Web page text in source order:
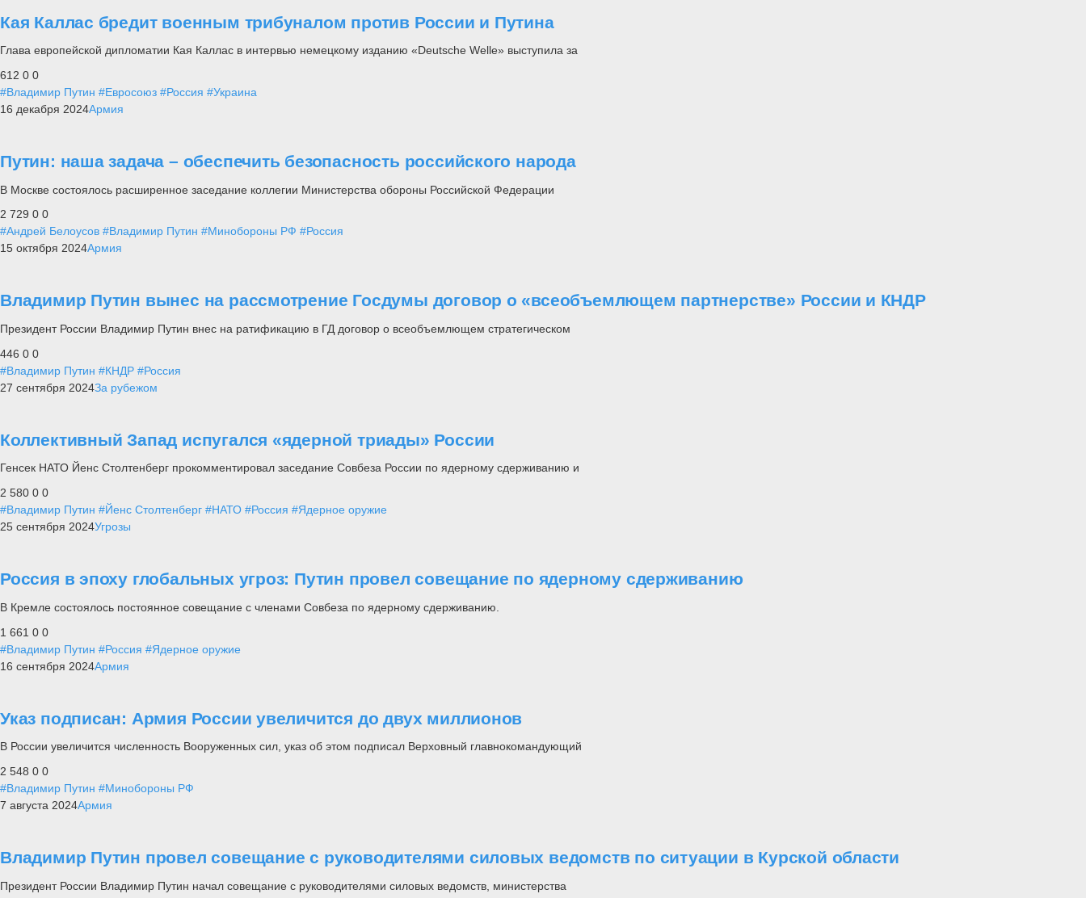
Кая Каллас бредит военным трибуналом против России и Путина
Глава европейской дипломатии Кая Каллас в интервью немецкому изданию «Deutsche Welle» выступила за
612 0 0
#Владимир Путин #Евросоюз #Россия #Украина
16 декабря 2024Армия
Путин: наша задача – обеспечить безопасность российского народа
В Москве состоялось расширенное заседание коллегии Министерства обороны Российской Федерации
2 729 0 0
#Андрей Белоусов #Владимир Путин #Минобороны РФ #Россия
15 октября 2024Армия
Владимир Путин вынес на рассмотрение Госдумы договор о «всеобъемлющем партнерстве» России и КНДР
Президент России Владимир Путин внес на ратификацию в ГД договор о всеобъемлющем стратегическом
446 0 0
#Владимир Путин #КНДР #Россия
27 сентября 2024За рубежом
Коллективный Запад испугался «ядерной триады» России
Генсек НАТО Йенс Столтенберг прокомментировал заседание Совбеза России по ядерному сдерживанию и
2 580 0 0
#Владимир Путин #Йенс Столтенберг #НАТО #Россия #Ядерное оружие
25 сентября 2024Угрозы
Россия в эпоху глобальных угроз: Путин провел совещание по ядерному сдерживанию
В Кремле состоялось постоянное совещание с членами Совбеза по ядерному сдерживанию.
1 661 0 0
#Владимир Путин #Россия #Ядерное оружие
16 сентября 2024Армия
Указ подписан: Армия России увеличится до двух миллионов
В России увеличится численность Вооруженных сил, указ об этом подписал Верховный главнокомандующий
2 548 0 0
#Владимир Путин #Минобороны РФ
7 августа 2024Армия
Владимир Путин провел совещание с руководителями силовых ведомств по ситуации в Курской области
Президент России Владимир Путин начал совещание с руководителями силовых ведомств, министерства